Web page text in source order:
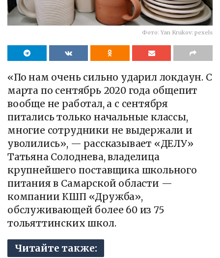
Фото: Yan Krukov: pexels
«По нам очень сильно ударил локдаун. С
марта по сентябрь 2020 года общепит
вообще не работал, а с сентября
питались только начальные классы,
многие сотрудники не выдержали и
уволились», — рассказывает «ДЕЛУ»
Татьяна Солоднева, владелица
крупнейшего поставщика школьного
питания в Самарской области —
компании КШП «Дружба»,
обслуживающей более 60 из 75
тольяттинских школ.
Читайте также: